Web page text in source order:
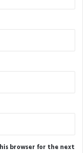
browser for the next